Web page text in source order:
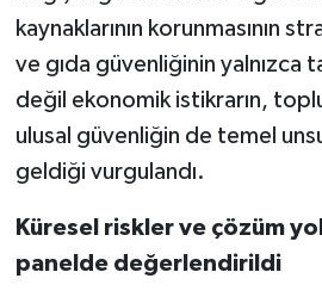
kaynaklarının korunmasının
ve gıda güvenliğinin yalnızca
değil ekonomik istikrarın,
ulusal güvenliğin de temel
geldiği vurgulandı.
Küresel riskler ve çözüm
panelde değerlendirildi